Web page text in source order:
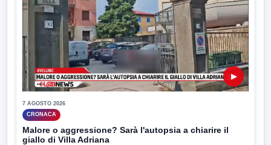
▶
7 AGOSTO 2026
CRONACA
Malore o aggressione? Sarà l'autopsia a chiarire il
giallo di Villa Adriana